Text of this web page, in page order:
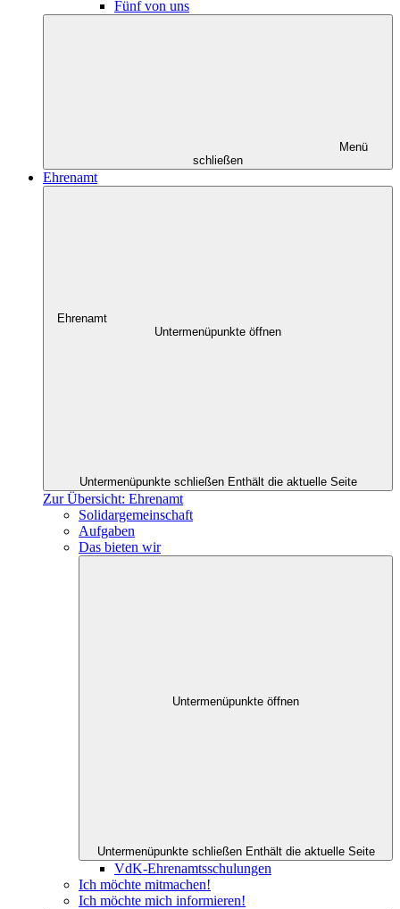
Fünf von uns
Menü
schließen
Ehrenamt
Ehrenamt
Untermenüpunkte öffnen
Untermenüpunkte schließen Enthält die aktuelle Seite
Zur Übersicht: Ehrenamt
Solidargemeinschaft
Aufgaben
Das bieten wir
Untermenüpunkte öffnen
Untermenüpunkte schließen Enthält die aktuelle Seite
VdK-Ehrenamtsschulungen
Ich möchte mitmachen!
Ich möchte mich informieren!